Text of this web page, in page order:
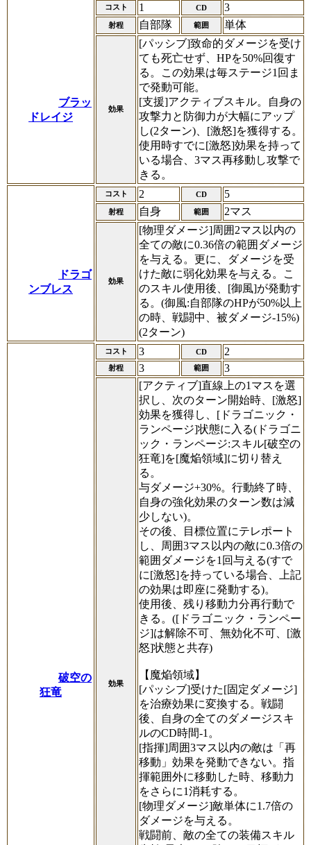
ブラッ
ドレイジ
コスト 1 CD 3
射程 自部隊 範囲 単体
効果
[パッシブ]致命的ダメージを受け
ても死亡せず、HPを50%回復す
る。この効果は毎ステージ1回ま
で発動可能。
[支援]アクティブスキル。自身の
攻撃力と防御力が大幅にアップ
し(2ターン)、[激怒]を獲得する。
使用時すでに[激怒]効果を持って
いる場合、3マス再移動し攻撃で
きる。
ドラゴ
ンブレス
コスト 2 CD 5
射程 自身 範囲 2マス
効果
[物理ダメージ]周囲2マス以内の
全ての敵に0.36倍の範囲ダメージ
を与える。更に、ダメージを受
けた敵に弱化効果を与える。こ
のスキル使用後、[御風]が発動す
る。(御風:自部隊のHPが50%以上
の時、戦闘中、被ダメージ-15%)
(2ターン)
破空の
狂竜
コスト 3 CD 2
射程 3 範囲 3
効果
[アクティブ]直線上の1マスを選
択し、次のターン開始時、[激怒]
効果を獲得し、[ドラゴニック・
ランページ]状態に入る(ドラゴニ
ック・ランページ:スキル[破空の
狂竜]を[魔焔領域]に切り替え
る。
与ダメージ+30%。行動終了時、
自身の強化効果のターン数は減
少しない)。
その後、目標位置にテレポート
し、周囲3マス以内の敵に0.3倍の
範囲ダメージを1回与える(すで
に[激怒]を持っている場合、上記
の効果は即座に発動する)。
使用後、残り移動力分再行動で
きる。([ドラゴニック・ランペー
ジ]は解除不可、無効化不可、[激
怒]状態と共存)
【魔焔領域】
[パッシブ]受けた[固定ダメージ]
を治療効果に変換する。戦闘
後、自身の全てのダメージスキ
ルのCD時間-1。
[指揮]周囲3マス以内の敵は「再
移動」効果を発動できない。指
揮範囲外に移動した時、移動力
をさらに1消耗する。
[物理ダメージ]敵単体に1.7倍の
ダメージを与える。
戦闘前、敵の全ての装備スキル